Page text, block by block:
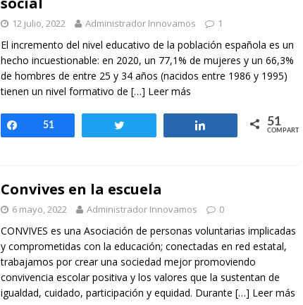
12 julio, 2022 Administrador Innovamos 1
El incremento del nivel educativo de la población española es un
hecho incuestionable: en 2020, un 77,1% de mujeres y un 66,3%
de hombres de entre 25 y 34 años (naci­dos entre 1986 y 1995)
tienen un nivel formativo de […] Leer más
Compartir
51 Compartir 51
COMPARTIR
Convives en la escuela
6 mayo, 2022 Administrador Innovamos 0
CONVIVES es una Asociación de personas voluntarias implicadas
y comprometidas con la educación; conectadas en red estatal,
trabajamos por crear una sociedad mejor promoviendo
convivencia escolar positiva y los valores que la sustentan de
igualdad, cuidado, participación y equidad. Durante […] Leer más